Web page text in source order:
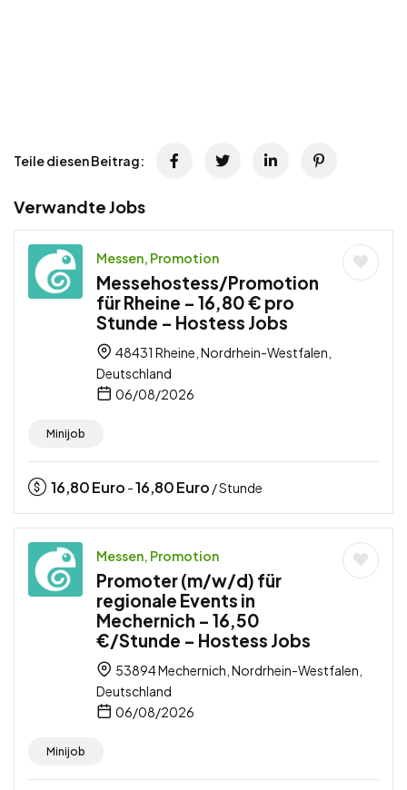
Teile diesen Beitrag:
Verwandte Jobs
Messen, Promotion
Messehostess/Promotion
für Rheine – 16,80 € pro
Stunde – Hostess Jobs
48431 Rheine, Nordrhein-Westfalen,
Deutschland
06/08/2026
Minijob
16,80Euro -16,80Euro / Stunde
Messen, Promotion
Promoter (m/w/d) für
regionale Events in
Mechernich – 16,50
€/Stunde – Hostess Jobs
53894 Mechernich, Nordrhein-Westfalen,
Deutschland
06/08/2026
Minijob